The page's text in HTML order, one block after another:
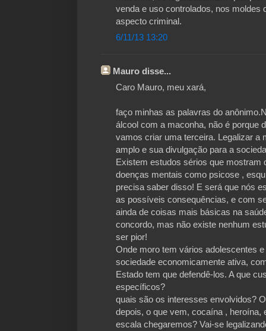
venda e uso controlados, nos moldes
aspecto criminal.
6/11/13 13:20
Mauro disse...
Caro Mauro, meu xará,
faço minhas as palavras do
álcool com a maconha, não é porque
vamos criar uma terceira. Legalizar a
amplo e sua divulgação para a
Existem estudos sérios que mostram
doenças mentais como psicose ,
precisa saber disso! E será que nós
as possíveis consequências, e com
ainda de coisas mais básicas na
concordo, mas não existe nenhum
ser pior!
Onde moro tem vários adolescentes
sociedade economicamente ativa,
Estado tem que defendê-los. A que
específicos?
quais são os interesses envolvidos?
depois, o que vem, cocaína , heroína,
escala chegaremos? Vai-se